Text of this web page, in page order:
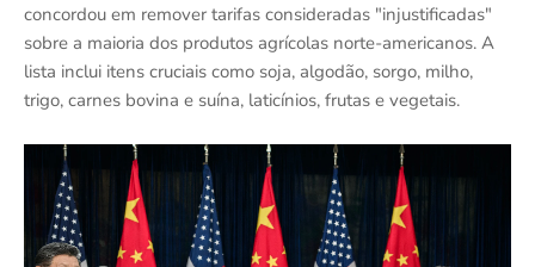
concordou em remover tarifas consideradas "injustificadas"
sobre a maioria dos produtos agrícolas norte-americanos. A
lista inclui itens cruciais como soja, algodão, sorgo, milho,
trigo, carnes bovina e suína, laticínios, frutas e vegetais.